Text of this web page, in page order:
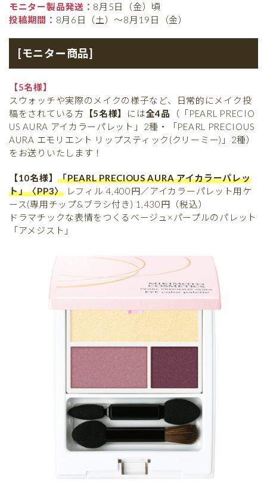
モニター製品発送： 8月5日（金）頃
投稿期間： 8月6日（土）〜8月19日（金）
[モニター商品]
【5名様】
スウォッチや実際のメイクの様子など、日常的にメイク投
稿をされている方 【5名様】 には全4品 （「PEARL PRECIO
US AURA アイカラーパレット」2種・「PEARL PRECIOUS
AURA エモリエント リップスティック(クリーミー)」2種）
をお送りいたします！
【10名様】「PEARL PRECIOUS AURA アイカラーパレッ
ト」〈PP3〉レフィル 4,400円／アイカラーパレット用ケ
ース(専用チップ&ブラシ付き) 1,430円（税込）
ドラマチックな表情をつくるベージュ×パープルのパレット
「アメジスト」